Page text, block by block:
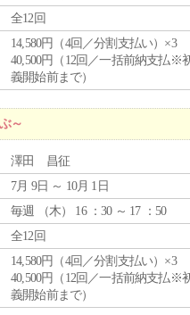
全12回
14,580円（4回／分割支払い）×3
40,500円（12回／一括前納支払※
義開始前まで）
～
澤田 昌征
7月 9日 ～ 10月 1日
毎週 （木） 16 ：30 ～ 17 ：50
全12回
14,580円（4回／分割支払い）×3
40,500円（12回／一括前納支払※
義開始前まで）